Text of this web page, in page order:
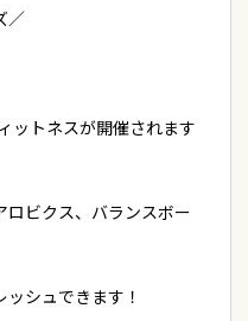
／
ットネスが開催されます
ビクス、バランスボー
シュできます！